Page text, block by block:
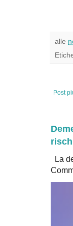
alle
Post
La